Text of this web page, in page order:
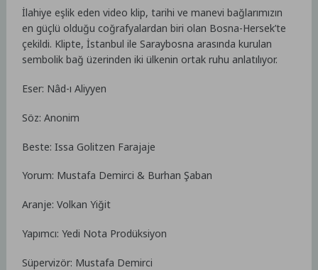
İlahiye eşlik eden video klip, tarihi ve manevi bağlarımızın
en güçlü olduğu coğrafyalardan biri olan Bosna-Hersek’te
çekildi. Klipte, İstanbul ile Saraybosna arasında kurulan
sembolik bağ üzerinden iki ülkenin ortak ruhu anlatılıyor.
Eser: Nâd-ı Aliyyen
Söz: Anonim
Beste: Issa Golitzen Farajaje
Yorum: Mustafa Demirci & Burhan Şaban
Aranje: Volkan Yiğit
Yapımcı: Yedi Nota Prodüksiyon
Süpervizör: Mustafa Demirci